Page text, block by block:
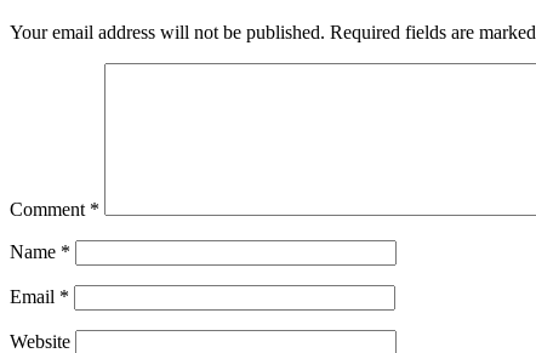
Your email address will not be published. Required fields are marked
Comment *
Name *
Email *
Website